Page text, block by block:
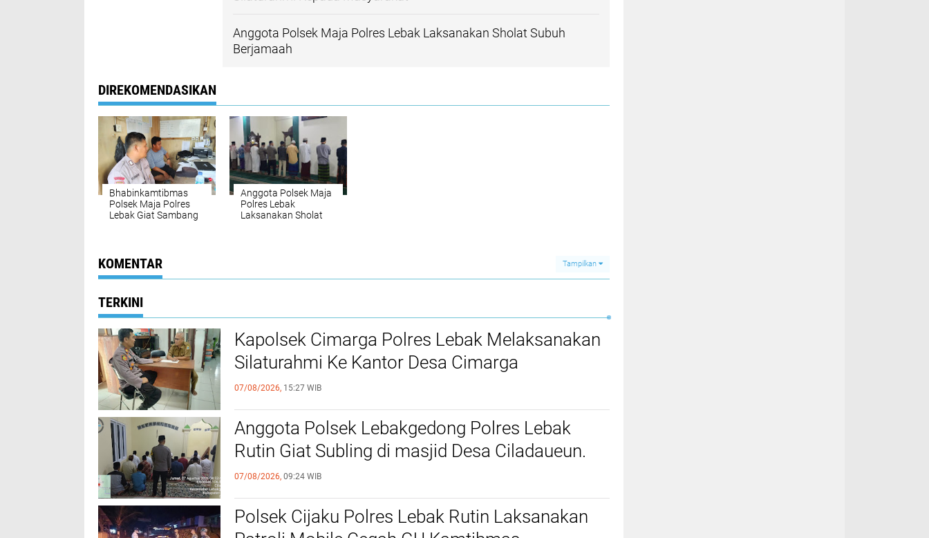
Anggota Polsek Maja Polres Lebak Laksanakan Sholat Subuh
Berjamaah
DIREKOMENDASIKAN
Bhabinkamtibmas
Polsek Maja Polres
Lebak Giat Sambang
Anggota Polsek Maja
Polres Lebak
Laksanakan Sholat
KOMENTAR Tampilkan
TERKINI
Kapolsek Cimarga Polres Lebak Melaksanakan
Silaturahmi Ke Kantor Desa Cimarga
07/08/2026, 15:27 WIB
Anggota Polsek Lebakgedong Polres Lebak
Rutin Giat Subling di masjid Desa Ciladaueun.
07/08/2026, 09:24 WIB
Polsek Cijaku Polres Lebak Rutin Laksanakan